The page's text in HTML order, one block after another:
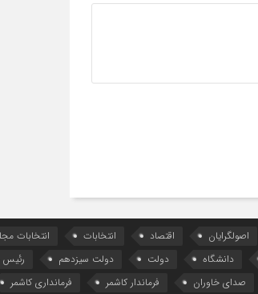
اصولگرایان اقتصاد انتخابات انتخابات
دانشگاه دولت دولت سیزدهم رئیس
صدای خاوران فرماندار کاشمر فرمانداری کاشمر